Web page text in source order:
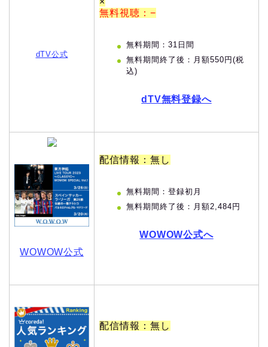
dTV公式
無料視聴：−
無料期間：31日間
無料期間終了後：月額550円(税
込)
dTV無料登録へ
WOWOW公式
配信情報：無し
無料期間：登録初月
無料期間終了後：月額2,484円
WOWOW公式へ
配信情報：無し